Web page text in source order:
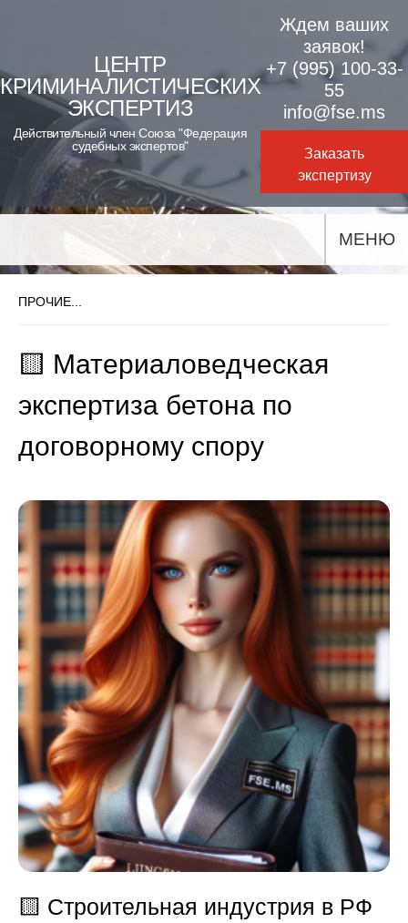
content
ЦЕНТР
КРИМИНАЛИСТИЧЕСКИХ
ЭКСПЕРТИЗ
Действительный член Союза "Федерация
судебных экспертов"
Ждем ваших
заявок!
+7 (995) 100-33-
55
info@fse.ms
Заказать
экспертизу
МЕНЮ
ПРОЧИЕ...
🟨 Материаловедческая
экспертиза бетона по
договорному спору
🟨 Строительная индустрия в РФ